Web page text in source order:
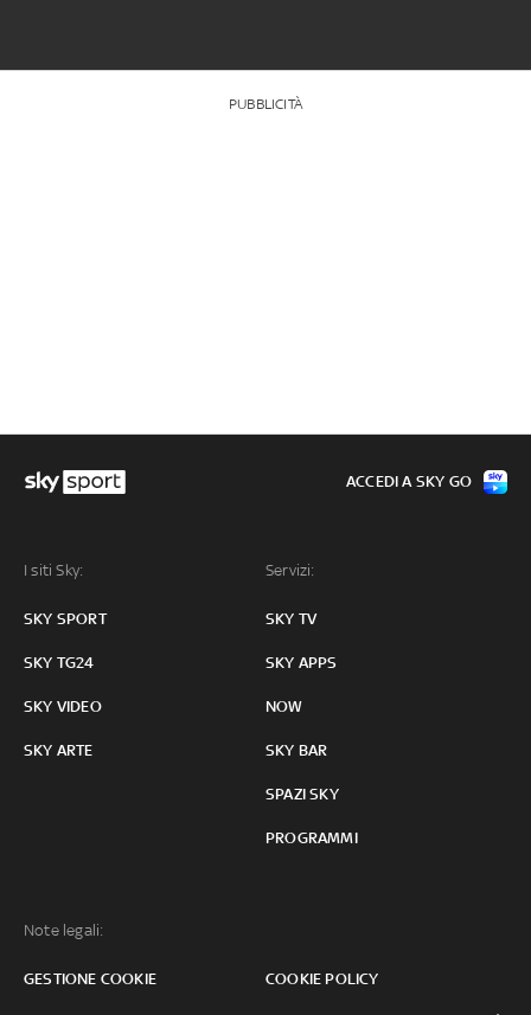
PUBBLICITÀ
I siti Sky:
SKY SPORT
SKY TG24
SKY VIDEO
SKY ARTE
Servizi:
SKY TV
SKY APPS
NOW
SKY BAR
SPAZI SKY
PROGRAMMI
Note legali:
GESTIONE COOKIE COOKIE POLICY
ACCEDI A SKY GO